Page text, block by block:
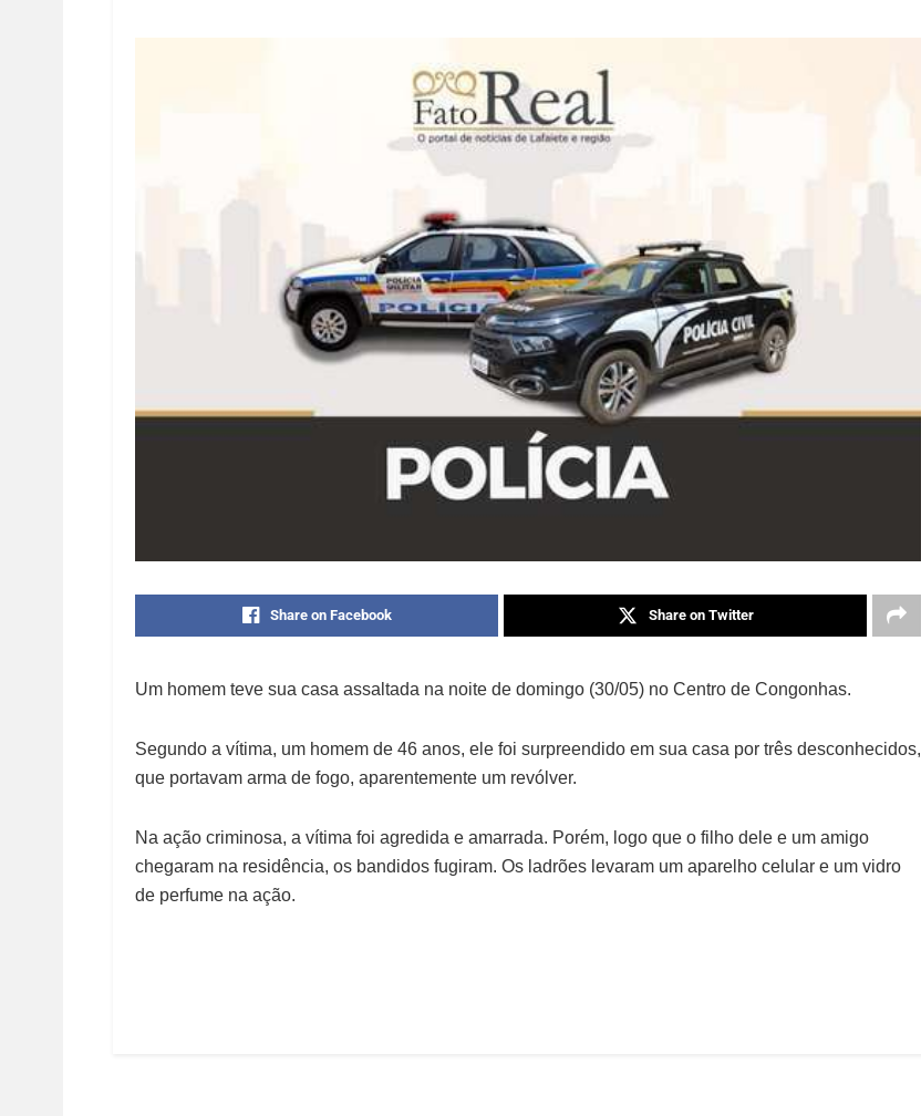
Share on Facebook Share on Twitter
Um homem teve sua casa assaltada na noite de domingo (30/05) no Centro de Congonhas.
Segundo a vítima, um homem de 46 anos, ele foi surpreendido em sua casa por três desconhecidos,
que portavam arma de fogo, aparentemente um revólver.
Na ação criminosa, a vítima foi agredida e amarrada. Porém, logo que o filho dele e um amigo
chegaram na residência, os bandidos fugiram. Os ladrões levaram um aparelho celular e um vidro
de perfume na ação.